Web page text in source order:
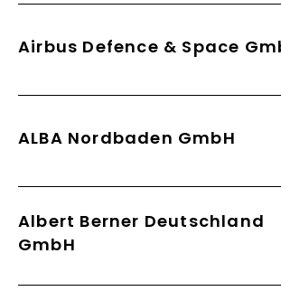
Airbus Defence & Space
ALBA Nordbaden GmbH
Albert Berner Deutschland
GmbH